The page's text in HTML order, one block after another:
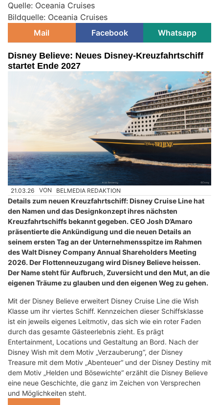
Quelle: Oceania Cruises
Bildquelle: Oceania Cruises
Mail
Facebook Whatsapp
Disney Believe: Neues Disney-Kreuzfahrtschiff
startet Ende 2027
21.03.26 VON BELMEDIA REDAKTION
Details zum neuen Kreuzfahrtschiff: Disney Cruise Line hat
den Namen und das Designkonzept ihres nächsten
Kreuzfahrtschiffs bekannt gegeben. CEO Josh D’Amaro
präsentierte die Ankündigung und die neuen Details an
seinem ersten Tag an der Unternehmensspitze im Rahmen
des Walt Disney Company Annual Shareholders Meeting
2026. Der Flottenneuzugang wird Disney Believe heissen.
Der Name steht für Aufbruch, Zuversicht und den Mut, an die
eigenen Träume zu glauben und den eigenen Weg zu gehen.
Mit der Disney Believe erweitert Disney Cruise Line die Wish
Klasse um ihr viertes Schiff. Kennzeichen dieser Schiffsklasse
ist ein jeweils eigenes Leitmotiv, das sich wie ein roter Faden
durch das gesamte Gästeerlebnis zieht. Es prägt
Entertainment, Locations und Gestaltung an Bord. Nach der
Disney Wish mit dem Motiv „Verzauberung“, der Disney
Treasure mit dem Motiv „Abenteuer“ und der Disney Destiny mit
dem Motiv „Helden und Bösewichte“ erzählt die Disney Believe
eine neue Geschichte, die ganz im Zeichen von Versprechen
und Möglichkeiten steht.